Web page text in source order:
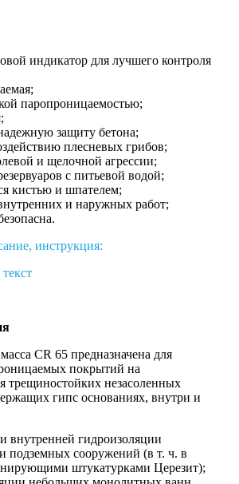
индикатор для лучшего контроля
паропроницаемостью;
защиту бетона;
плесневых грибов;
и щелочной агрессии;
с питьевой водой;
кистью и шпателем;
и наружных работ;
инструкция:
CR 65 предназначена для
покрытий на
незасоленных
гипс основаниях, внутри и
внутренней гидроизоляции
подземных сооружений (в т. ч. в
штукатурками Церезит);